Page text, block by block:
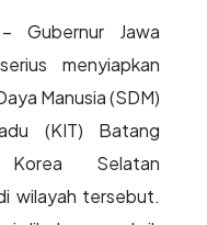
Gubernur Jawa
menyiapkan
Manusia (SDM)
(KIT) Batang
Korea Selatan
wilayah tersebut.